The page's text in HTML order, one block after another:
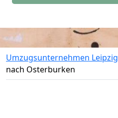
Umzugsunternehmen Leipzig
nach Osterburken